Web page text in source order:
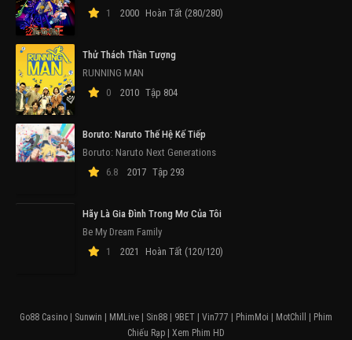
1
2000 Hoàn Tất (280/280)
Thử Thách Thần Tượng
RUNNING MAN
0
2010 Tập 804
Boruto: Naruto Thế Hệ Kế Tiếp
Boruto: Naruto Next Generations
6.8
2017 Tập 293
Hãy Là Gia Đình Trong Mơ Của Tôi
Be My Dream Family
1
2021 Hoàn Tất (120/120)
Go88 Casino Sunwin MMLive Sin88 9BET Vin777 PhimMoi MotChill
Phim
Chiếu Rạp
Xem Phim HD